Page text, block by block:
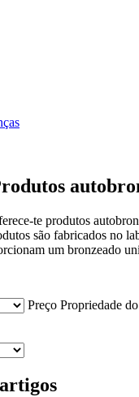
te produtos
são fabricados no
um bronzeado
Preço Propriedade